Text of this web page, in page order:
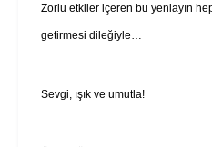
Zorlu etkiler içeren bu yeniayın
getirmesi dileğiyle…
Sevgi, ışık ve